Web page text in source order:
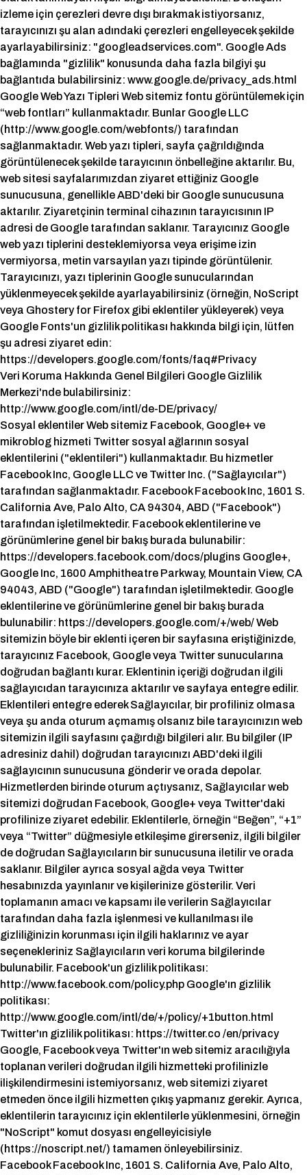
izleme için çerezleri devre dışı bırakmak istiyorsanız,
tarayıcınızı şu alan adındaki çerezleri engelleyecek şekilde
ayarlayabilirsiniz: "googleadservices.com". Google Ads
bağlamında "gizlilik" konusunda daha fazla bilgiyi şu
bağlantıda bulabilirsiniz: www.google.de/privacy_ads.html
Google Web Yazı Tipleri Web sitemiz fontu görüntülemek için
“web fontları” kullanmaktadır. Bunlar Google LLC
(http://www.google.com/webfonts/) tarafından
sağlanmaktadır. Web yazı tipleri, sayfa çağrıldığında
görüntülenecek şekilde tarayıcının önbelleğine aktarılır. Bu,
web sitesi sayfalarımızdan ziyaret ettiğiniz Google
sunucusuna, genellikle ABD'deki bir Google sunucusuna
aktarılır. Ziyaretçinin terminal cihazının tarayıcısının IP
adresi de Google tarafından saklanır. Tarayıcınız Google
web yazı tiplerini desteklemiyorsa veya erişime izin
vermiyorsa, metin varsayılan yazı tipinde görüntülenir.
Tarayıcınızı, yazı tiplerinin Google sunucularından
yüklenmeyecek şekilde ayarlayabilirsiniz (örneğin, NoScript
veya Ghostery for Firefox gibi eklentiler yükleyerek) veya
Google Fonts'un gizlilik politikası hakkında bilgi için, lütfen
şu adresi ziyaret edin:
https://developers.google.com/fonts/faq#Privacy
Veri Koruma Hakkında Genel Bilgileri Google Gizlilik
Merkezi'nde bulabilirsiniz:
http://www.google.com/intl/de-DE/privacy/
Sosyal eklentiler Web sitemiz Facebook, Google+ ve
mikroblog hizmeti Twitter sosyal ağlarının sosyal
eklentilerini ("eklentileri") kullanmaktadır. Bu hizmetler
Facebook Inc, Google LLC ve Twitter Inc. ("Sağlayıcılar")
tarafından sağlanmaktadır. Facebook Facebook Inc, 1601 S.
California Ave, Palo Alto, CA 94304, ABD ("Facebook")
tarafından işletilmektedir. Facebook eklentilerine ve
görünümlerine genel bir bakış burada bulunabilir:
https://developers.facebook.com/docs/plugins Google+,
Google Inc, 1600 Amphitheatre Parkway, Mountain View, CA
94043, ABD ("Google") tarafından işletilmektedir. Google
eklentilerine ve görünümlerine genel bir bakış burada
bulunabilir: https://developers.google.com/+/web/ Web
sitemizin böyle bir eklenti içeren bir sayfasına eriştiğinizde,
tarayıcınız Facebook, Google veya Twitter sunucularına
doğrudan bağlantı kurar. Eklentinin içeriği doğrudan ilgili
sağlayıcıdan tarayıcınıza aktarılır ve sayfaya entegre edilir.
Eklentileri entegre ederek Sağlayıcılar, bir profiliniz olmasa
veya şu anda oturum açmamış olsanız bile tarayıcınızın web
sitemizin ilgili sayfasını çağırdığı bilgileri alır. Bu bilgiler (IP
adresiniz dahil) doğrudan tarayıcınızı ABD'deki ilgili
sağlayıcının sunucusuna gönderir ve orada depolar.
Hizmetlerden birinde oturum açtıysanız, Sağlayıcılar web
sitemizi doğrudan Facebook, Google+ veya Twitter'daki
profilinize ziyaret edebilir. Eklentilerle, örneğin “Beğen”, “+1”
veya “Twitter” düğmesiyle etkileşime girerseniz, ilgili bilgiler
de doğrudan Sağlayıcıların bir sunucusuna iletilir ve orada
saklanır. Bilgiler ayrıca sosyal ağda veya Twitter
hesabınızda yayınlanır ve kişilerinize gösterilir. Veri
toplamanın amacı ve kapsamı ile verilerin Sağlayıcılar
tarafından daha fazla işlenmesi ve kullanılması ile
gizliliğinizin korunması için ilgili haklarınız ve ayar
seçenekleriniz Sağlayıcıların veri koruma bilgilerinde
bulunabilir. Facebook'un gizlilik politikası:
http://www.facebook.com/policy.php Google'ın gizlilik
politikası:
http://www.google.com/intl/de/+/policy/+1button.html
Twitter'ın gizlilik politikası: https://twitter.co /en/privacy
Google, Facebook veya Twitter'ın web sitemiz aracılığıyla
toplanan verileri doğrudan ilgili hizmetteki profilinizle
ilişkilendirmesini istemiyorsanız, web sitemizi ziyaret
etmeden önce ilgili hizmetten çıkış yapmanız gerekir. Ayrıca,
eklentilerin tarayıcınız için eklentilerle yüklenmesini, örneğin
"NoScript" komut dosyası engelleyicisiyle
(https://noscript.net/) tamamen önleyebilirsiniz.
Facebook Facebook Inc, 1601 S. California Ave, Palo Alto,